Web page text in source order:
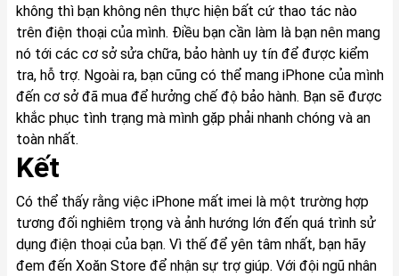
không thì bạn không nên thực hiện bất cứ thao tác nào
trên điện thoại của mình. Điều bạn cần làm là bạn nên mang
nó tới các cơ sở sửa chữa, bảo hành uy tín để được kiểm
tra, hỗ trợ. Ngoài ra, bạn cũng có thể mang iPhone của mình
đến cơ sở đã mua để hưởng chế độ bảo hành. Bạn sẽ được
khắc phục tình trạng mà mình gặp phải nhanh chóng và an
toàn nhất.
Kết
Có thể thấy rằng việc iPhone mất imei là một trường hợp
tương đối nghiêm trọng và ảnh hướng lớn đến quá trình sử
dụng điện thoại của bạn. Vì thế để yên tâm nhất, bạn hãy
đem đến Xoăn Stoređể nhận sự trợ giúp. Với đội ngũ nhân